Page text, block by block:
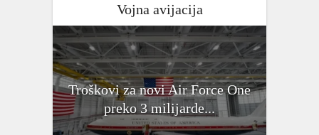
Vojna avijacija
Troškovi za novi Air Force One
preko 3 milijarde...